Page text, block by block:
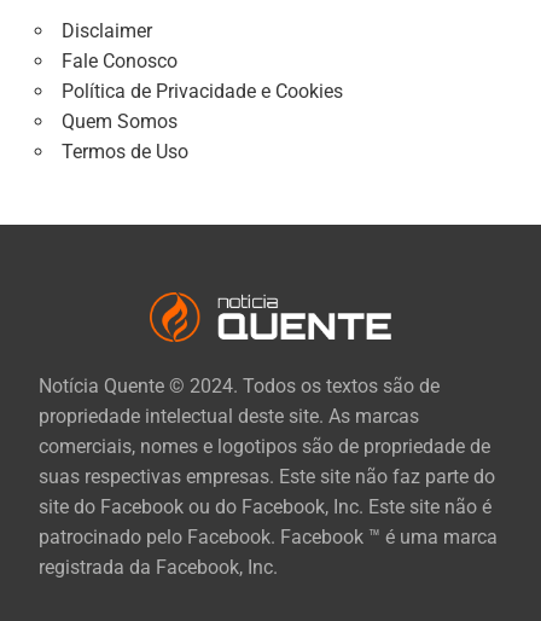
Disclaimer
Fale Conosco
Política de Privacidade e Cookies
Quem Somos
Termos de Uso
Notícia Quente © 2024. Todos os textos são de
propriedade intelectual deste site. As marcas
comerciais, nomes e logotipos são de propriedade de
suas respectivas empresas. Este site não faz parte do
site do Facebook ou do Facebook, Inc. Este site não é
patrocinado pelo Facebook. Facebook ™ é uma marca
registrada da Facebook, Inc.